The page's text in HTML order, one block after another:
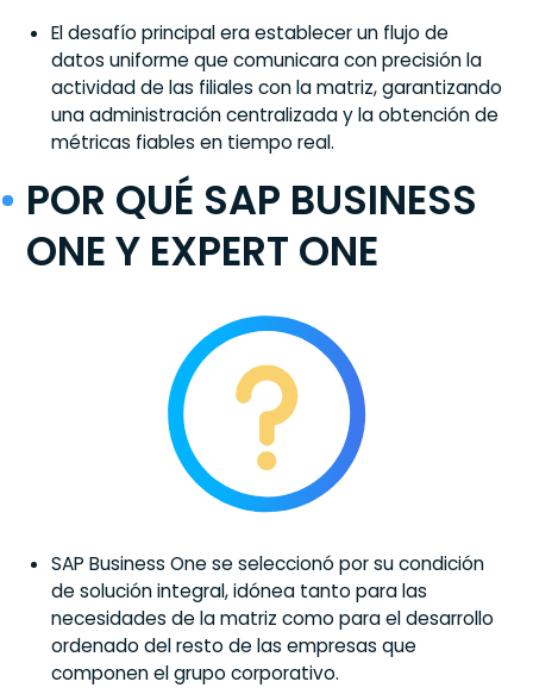
El desafío principal era establecer un flujo de
datos uniforme que comunicara con precisión la
actividad de las filiales con la matriz, garantizando
una administración centralizada y la obtención de
métricas fiables en tiempo real.
POR QUÉ SAP BUSINESS
ONE Y EXPERT ONE
SAP Business One se seleccionó por su condición
de solución integral, idónea tanto para las
necesidades de la matriz como para el desarrollo
ordenado del resto de las empresas que
componen el grupo corporativo.